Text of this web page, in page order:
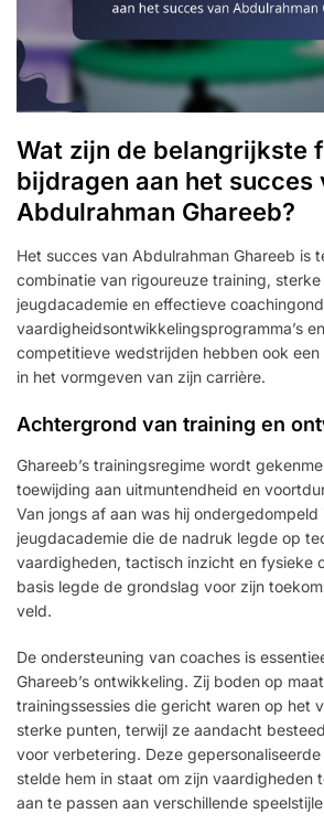
Wat zijn de belangrijkste
bijdragen aan het succes
Abdulrahman Ghareeb?
Het succes van Abdulrahman Ghareeb is
combinatie van rigoureuze training,
jeugdacademie en effectieve
vaardigheidsontwikkelingsprogramma’s
competitieve wedstrijden hebben ook
in het vormgeven van zijn carrière.
Achtergrond van training en
Ghareeb’s trainingsregime wordt
toewijding aan uitmuntendheid en
Van jongs af aan was hij ondergedompeld
jeugdacademie die de nadruk legde op
vaardigheden, tactisch inzicht en fysieke
basis legde de grondslag voor zijn
veld.
De ondersteuning van coaches is
Ghareeb’s ontwikkeling. Zij boden op
trainingssessies die gericht waren op het
sterke punten, terwijl ze aandacht
voor verbetering. Deze
stelde hem in staat om zijn vaardigheden
aan te passen aan verschillende